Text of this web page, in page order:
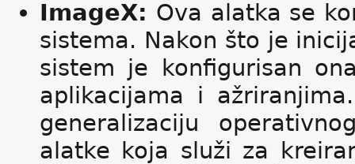
ImageX: Ova alatka se
sistema. Nakon što je
sistem je konfigurisan
aplikacijama i
generalizaciju
alatke koja služi za